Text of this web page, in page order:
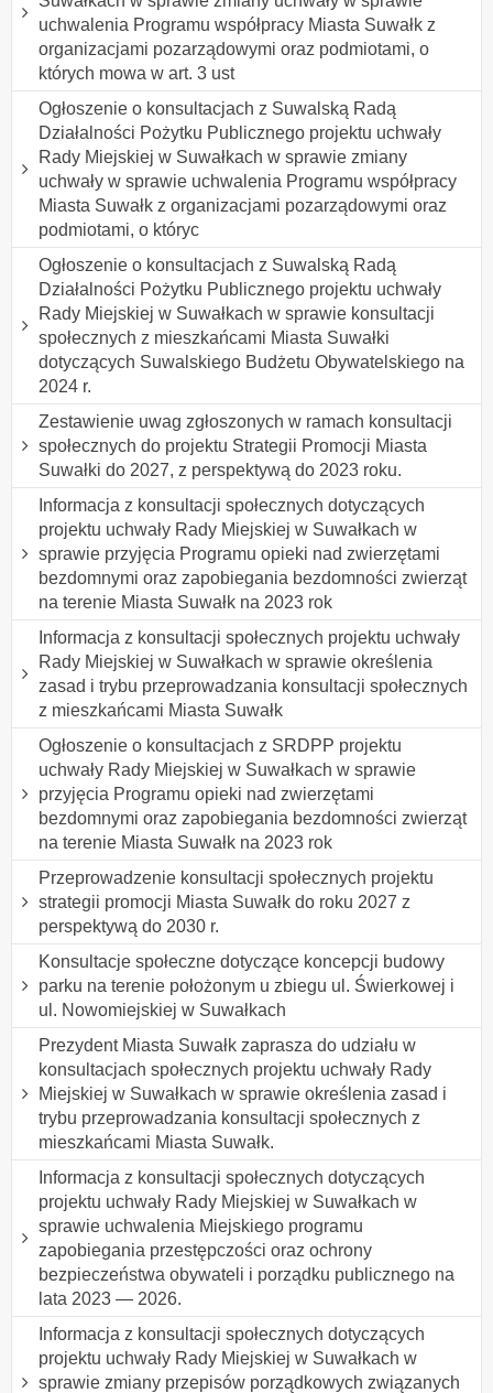
uchwalenia Programu współpracy Miasta Suwałk z
organizacjami pozarządowymi oraz podmiotami, o
których mowa w art. 3 ust
Ogłoszenie o konsultacjach z Suwalską Radą
Działalności Pożytku Publicznego projektu uchwały
Rady Miejskiej w Suwałkach w sprawie zmiany
uchwały w sprawie uchwalenia Programu współpracy
Miasta Suwałk z organizacjami pozarządowymi oraz
podmiotami, o któryc
Ogłoszenie o konsultacjach z Suwalską Radą
Działalności Pożytku Publicznego projektu uchwały
Rady Miejskiej w Suwałkach w sprawie konsultacji
społecznych z mieszkańcami Miasta Suwałki
dotyczących Suwalskiego Budżetu Obywatelskiego na
2024 r.
Zestawienie uwag zgłoszonych w ramach konsultacji
społecznych do projektu Strategii Promocji Miasta
Suwałki do 2027, z perspektywą do 2023 roku.
Informacja z konsultacji społecznych dotyczących
projektu uchwały Rady Miejskiej w Suwałkach w
sprawie przyjęcia Programu opieki nad zwierzętami
bezdomnymi oraz zapobiegania bezdomności zwierząt
na terenie Miasta Suwałk na 2023 rok
Informacja z konsultacji społecznych projektu uchwały
Rady Miejskiej w Suwałkach w sprawie określenia
zasad i trybu przeprowadzania konsultacji społecznych
z mieszkańcami Miasta Suwałk
Ogłoszenie o konsultacjach z SRDPP projektu
uchwały Rady Miejskiej w Suwałkach w sprawie
przyjęcia Programu opieki nad zwierzętami
bezdomnymi oraz zapobiegania bezdomności zwierząt
na terenie Miasta Suwałk na 2023 rok
Przeprowadzenie konsultacji społecznych projektu
strategii promocji Miasta Suwałk do roku 2027 z
perspektywą do 2030 r.
Konsultacje społeczne dotyczące koncepcji budowy
parku na terenie położonym u zbiegu ul. Świerkowej i
ul. Nowomiejskiej w Suwałkach
Prezydent Miasta Suwałk zaprasza do udziału w
konsultacjach społecznych projektu uchwały Rady
Miejskiej w Suwałkach w sprawie określenia zasad i
trybu przeprowadzania konsultacji społecznych z
mieszkańcami Miasta Suwałk.
Informacja z konsultacji społecznych dotyczących
projektu uchwały Rady Miejskiej w Suwałkach w
sprawie uchwalenia Miejskiego programu
zapobiegania przestępczości oraz ochrony
bezpieczeństwa obywateli i porządku publicznego na
lata 2023 — 2026.
Informacja z konsultacji społecznych dotyczących
projektu uchwały Rady Miejskiej w Suwałkach w
sprawie zmiany przepisów porządkowych związanych